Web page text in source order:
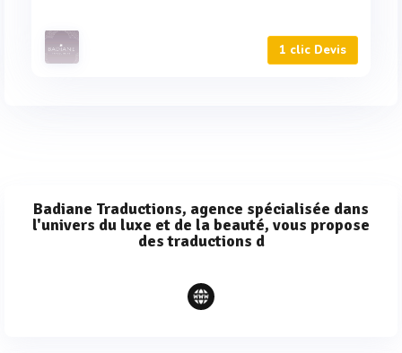
1 clic Devis
Badiane Traductions, agence spécialisée dans
l'univers du luxe et de la beauté, vous propose
des traductions d